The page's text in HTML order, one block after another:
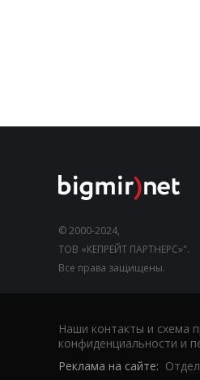
© 2000-2024,
ТОВ «КЕПРЕЙТ ПАРТНЕРС»".
Все права защищены.
Наши контакты и схема
конфиденциальности и
Реклама на сайте: